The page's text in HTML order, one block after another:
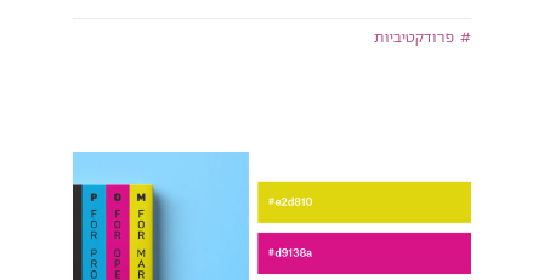
פרודקטיביות